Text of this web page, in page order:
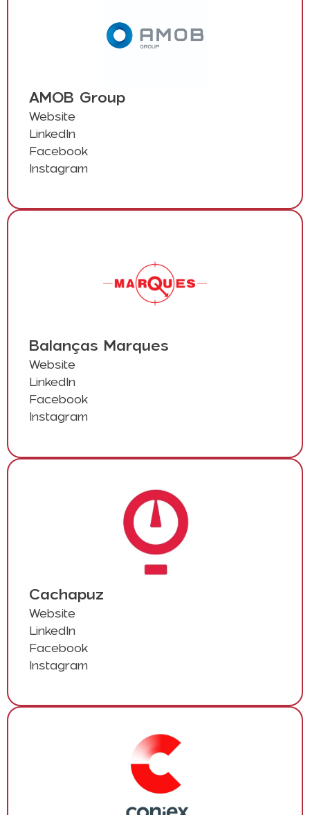
AMOB Group
Website
LinkedIn
Facebook
Instagram
Balanças Marques
Website
LinkedIn
Facebook
Instagram
Cachapuz
Website
LinkedIn
Facebook
Instagram